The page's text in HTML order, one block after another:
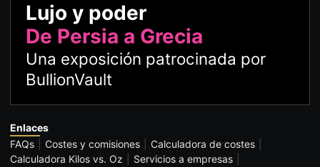
Lujo y poder
De Persia a Grecia
Una exposición patrocinada por
BullionVault
Enlaces
FAQs
Costes y comisiones
Calculadora de costes
Calculadora Kilos vs. Oz
Servicios a empresas